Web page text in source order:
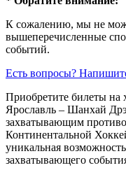
К сожалению, мы не
вышеперечисленные
событий.
Есть вопросы?
Приобретите билеты на
Ярославль – Шанхай
захватывающим
Континентальной
уникальная
захватывающего